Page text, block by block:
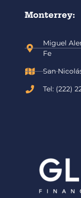
Monterrey:
Miguel
Fe
San
Tel: (222)